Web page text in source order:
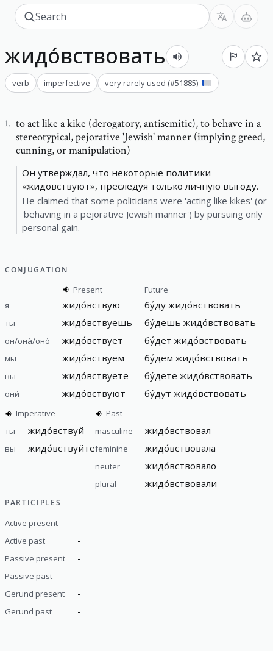
жидо́вствовать
verb imperfective very rarely used (#51885)
1. to act like a kike (derogatory, antisemitic),to behave in a
stereotypical, pejorative 'Jewish' manner (implying greed,
cunning, or manipulation)
Он утверждал, что некоторые политики
«жидовствуют», преследуя только личную выгоду.
He claimed that some politicians were 'acting like kikes' (or
'behaving in a pejorative Jewish manner') by pursuing only
personal gain.
CONJUGATION
Present
Future
я
жидо́вствую бу́ду жидо́вствовать
ты жидо́вствуешь бу́дешь жидо́вствовать
он/она́/оно́ жидо́вствует бу́дет жидо́вствовать
мы жидо́вствуем бу́дем жидо́вствовать
вы жидо́вствуете бу́дете жидо́вствовать
они́ жидо́вствуют бу́дут жидо́вствовать
Imperative
ты
жидо́вствуй
вы жидо́вствуйте
Past
masculine
жидо́вствовал
feminine жидо́вствовала
neuter жидо́вствовало
plural жидо́вствовали
PARTICIPLES
Active present -
Active past -
Passive present -
Passive past -
Gerund present -
Gerund past -